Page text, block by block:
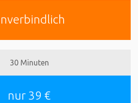
30 Minuten
nur 39 €